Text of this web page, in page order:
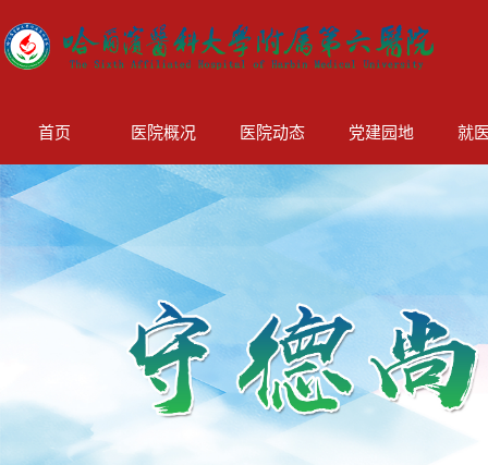
首页 医院概况 医院动态 党建园地 就